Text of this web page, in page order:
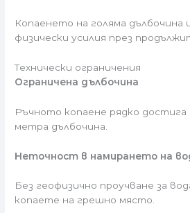
Копаенето на голяма дълбочина
физически усилия през
Технически ограничения
Ограничена дълбочина
Ръчното копаене рядко достига
метра дълбочина.
Неточност в намирането на
Без геофизично проучване за
копаете на грешно място.